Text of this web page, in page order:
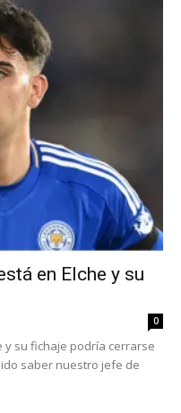
en Elche y su
0
y su fichaje podría cerrarse
saber nuestro jefe de